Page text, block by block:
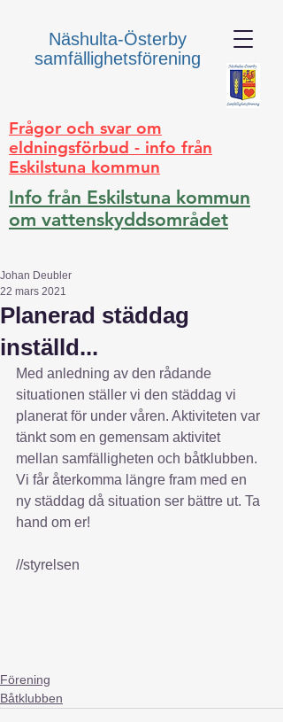
Näshulta-Österby
samfällighetsförening
Info från Eskilstuna kommun
om vattenskyddsområdet
Frågor och svar om
eldningsförbud - info från
Eskilstuna kommun
Planerad städdag
inställd...
Johan Deubler
22 mars 2021
Med anledning av den rådande
situationen ställer vi den städdag vi
planerat för under våren. Aktiviteten var
tänkt som en gemensam aktivitet
mellan samfälligheten och båtklubben.
Vi får återkomma längre fram med en
ny städdag då situation ser bättre ut. Ta
hand om er!
//styrelsen
Förening
Båtklubben